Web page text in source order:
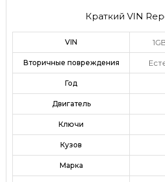
Краткий VIN
VIN
Вторичные повреждения
Год
Двигатель
Ключи
Кузов
Марка